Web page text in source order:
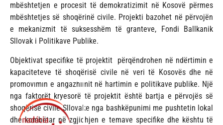
mbështetjen e procesit të demokratizimit në Kosovë përmes
mbështetjes së shoqërinë civile. Projekti bazohet në përvojën
e mekanizmit të suksesshëm të granteve, Fondi Ballkanik
Sllovak i Politikave Publike.
Objektivat specifike të projektit përqëndrohen në ndërtimin e
kapaciteteve të shoqërisë civile në veri të Kosovës dhe në
promovimin e angazhimit në hartimin e politikave publike. Një
nga faktorët kryesorë të projektit është bartja e përvojës së
shoqërisë civile Sllovake nga bashkëpunimi me pushtetin lokal
dhe kombëtar në zgjidhjen e temave specifike dhe kështu të